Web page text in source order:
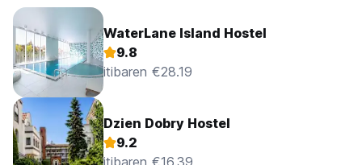
WaterLane Island Hostel
9.8
itibaren €28.19
Dzien Dobry Hostel
9.2
itibaren €16.39